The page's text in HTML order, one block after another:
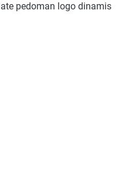
pedoman logo dinamis